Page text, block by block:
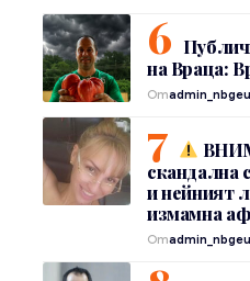
на Враца:
Отadmin_nbgeu
скандална
и нейният
измамна
Отadmin_nbgeu